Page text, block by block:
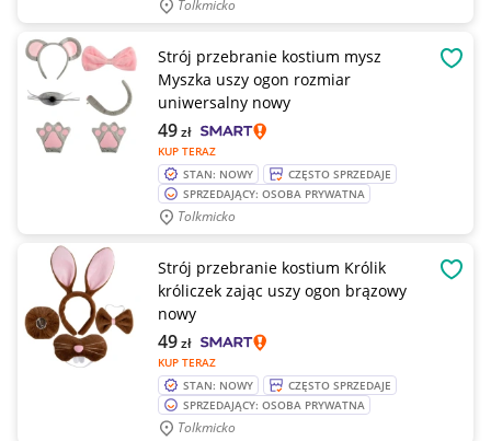
Tolkmicko
Strój przebranie kostium mysz
Myszka uszy ogon rozmiar
uniwersalny nowy
KUP TERAZ
49zł
STAN: NOWY
CZĘSTO SPRZEDAJE
SPRZEDAJĄCY: OSOBA PRYWATNA
Tolkmicko
Strój przebranie kostium Królik
króliczek zając uszy ogon brązowy
nowy
KUP TERAZ
49zł
STAN: NOWY
CZĘSTO SPRZEDAJE
SPRZEDAJĄCY: OSOBA PRYWATNA
Tolkmicko